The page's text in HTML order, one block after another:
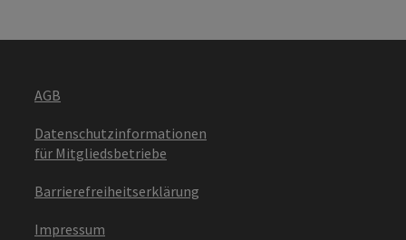
AGB
Datenschutzinformationen
für Mitgliedsbetriebe
Barrierefreiheitserklärung
Impressum